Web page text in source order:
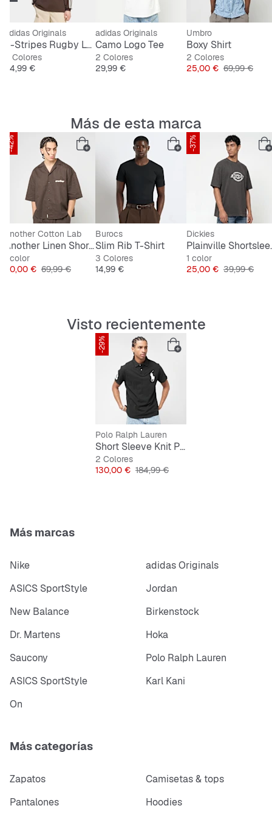
Logo grande y distintivo del pony
adidas Originals
3-Stripes Rugby Longsleeve Polo
2 Colores
Precio
54,99 €
adidas Originals
Camo Logo Tee
2 Colores
Precio
29,99 €
Umbro
Boxy Shirt
2 Colores
Precio
25,00 € Precio
69,99 €
Más de esta marca
-42%
Another Cotton Lab
Another Linen Short Sleeve Shirt
1 color
Precio
40,00 € Precio original
69,99 €
Burocs
Slim Rib T-Shirt
3 Colores
Precio
14,99 €
-37%
Dickies
1 color
Precio
25,00 € Precio
39,99 €
Visto recientemente
-29%
Polo Ralph Lauren
Short Sleeve Knit Polo Shirt
2 Colores
Precio
130,00 € Precio original
184,99 €
Más marcas
Nike
adidas Originals
ASICS SportStyle
Jordan
New Balance
Birkenstock
Dr. Martens
Hoka
Saucony
Polo Ralph Lauren
ASICS SportStyle
Karl Kani
On
Más categorías
Zapatos
Camisetas & tops
Pantalones
Hoodies